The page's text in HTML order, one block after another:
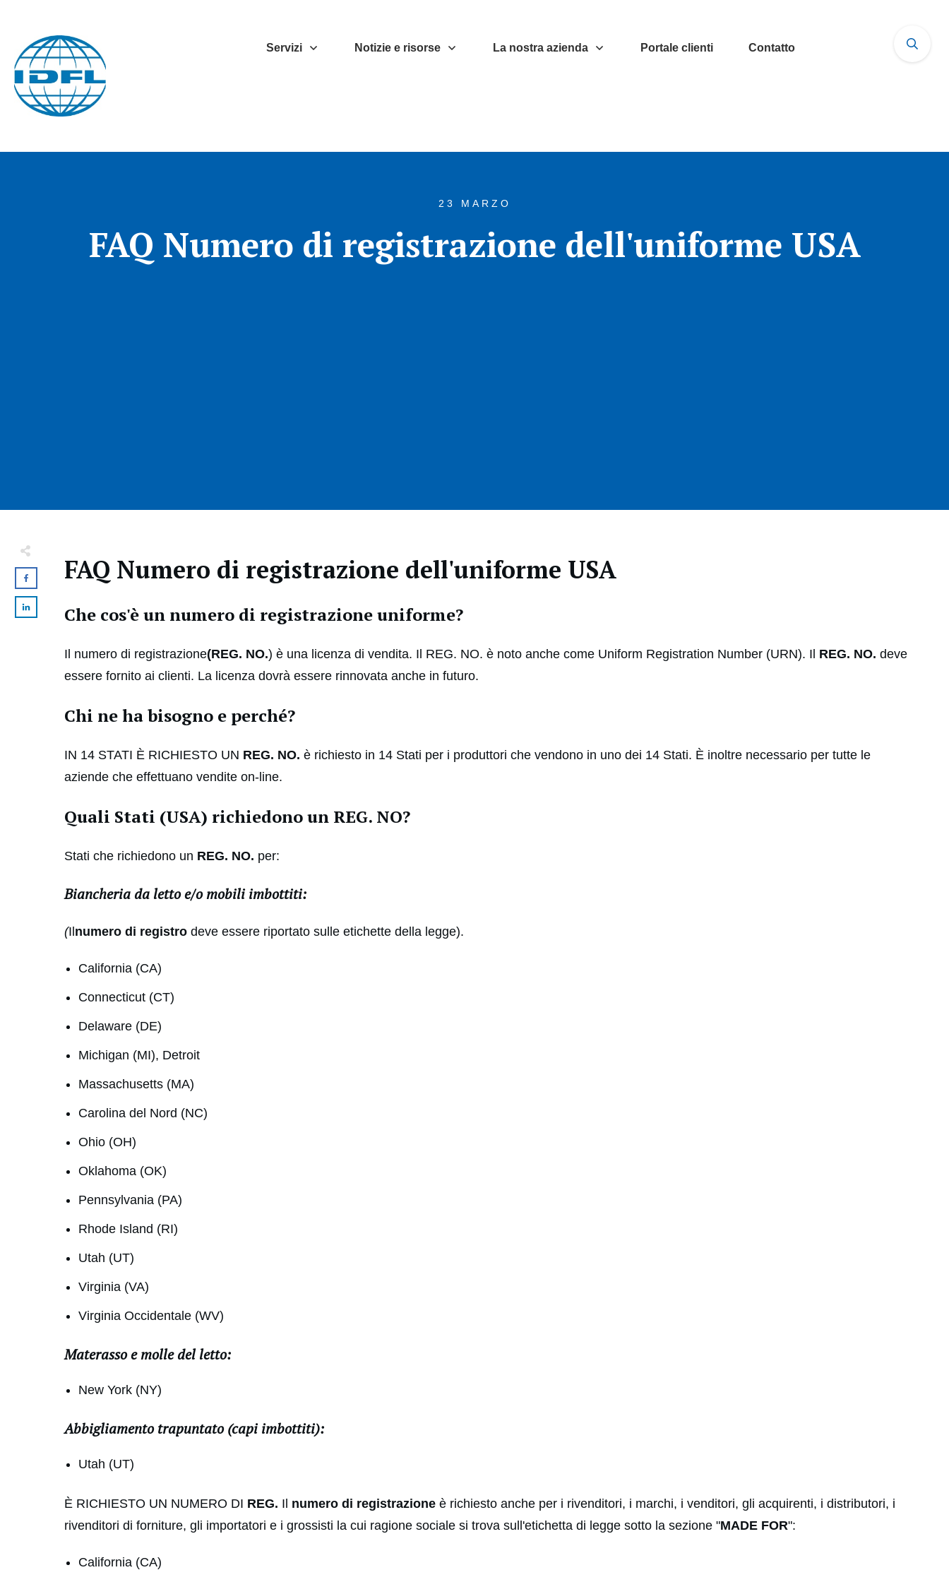
Servizi Notizie e risorse La nostra azienda Portale clienti Contatto
23 MARZO
FAQ Numero di registrazione dell'uniforme USA
FAQ Numero di registrazione dell'uniforme USA
Che cos'è un numero di registrazione uniforme?
Il numero di registrazione(REG. NO.) è una licenza di vendita. Il REG. NO. è noto anche come Uniform Registration Number (URN). Il REG. NO. deve
essere fornito ai clienti. La licenza dovrà essere rinnovata anche in futuro.
Chi ne ha bisogno e perché?
IN 14 STATI È RICHIESTO UN REG. NO. è richiesto in 14 Stati per i produttori che vendono in uno dei 14 Stati. È inoltre necessario per tutte le
aziende che effettuano vendite on-line.
Quali Stati (USA) richiedono un REG. NO?
Stati che richiedono un REG. NO. per:
Biancheria da letto e/o mobili imbottiti:
(Ilnumero di registro deve essere riportato sulle etichette della legge).
California (CA)
Connecticut (CT)
Delaware (DE)
Michigan (MI), Detroit
Massachusetts (MA)
Carolina del Nord (NC)
Ohio (OH)
Oklahoma (OK)
Pennsylvania (PA)
Rhode Island (RI)
Utah (UT)
Virginia (VA)
Virginia Occidentale (WV)
Materasso e molle del letto:
New York (NY)
Abbigliamento trapuntato (capi imbottiti):
Utah (UT)
È RICHIESTO UN NUMERO DI REG. Il numero di registrazione è richiesto anche per i rivenditori, i marchi, i venditori, gli acquirenti, i distributori, i
rivenditori di forniture, gli importatori e i grossisti la cui ragione sociale si trova sull'etichetta di legge sotto la sezione "MADE FOR":
California (CA)